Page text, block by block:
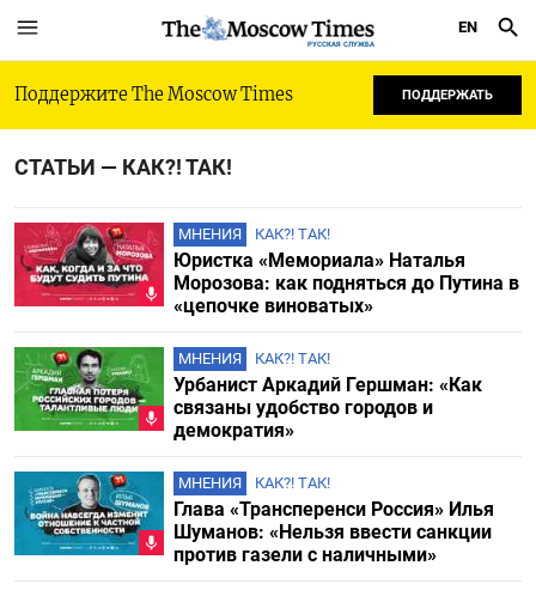
РУССКАЯ СЛУЖБА
EN
Поддержите The Moscow Times ПОДДЕРЖАТЬ
СТАТЬИ — КАК?! ТАК!
МНЕНИЯ КАК?! ТАК!
Юристка «Мемориала» Наталья
Морозова: как подняться до Путина в
«цепочке виноватых»
МНЕНИЯ КАК?! ТАК!
Урбанист Аркадий Гершман: «Как
связаны удобство городов и
демократия»
МНЕНИЯ КАК?! ТАК!
Глава «Трансперенси Россия» Илья
Шуманов: «Нельзя ввести санкции
против газели с наличными»